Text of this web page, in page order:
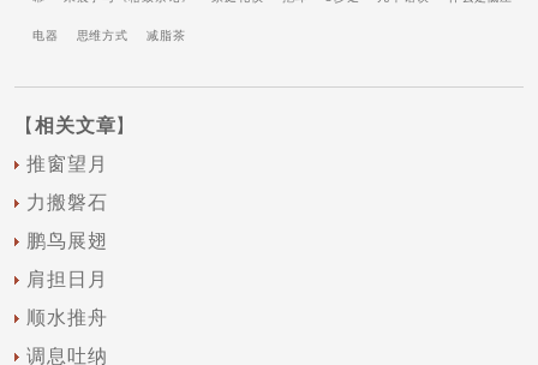
电器 思维方式 减脂茶
【相关文章】
推窗望月
力搬磐石
鹏鸟展翅
肩担日月
顺水推舟
调息吐纳